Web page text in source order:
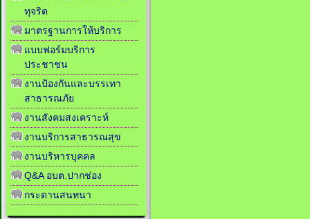
ทุจริต
มาตรฐานการให้บริการ
แบบฟอร์มบริการ
ประชาชน
งานป้องกันและบรรเทา
สาธารณภัย
งานสังคมสงเคราะห์
งานบริการสาธารณสุข
งานบริหารบุคคล
Q&A อบต.ปากช่อง
กระดานสนทนา